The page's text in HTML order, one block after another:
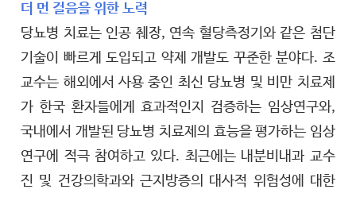
더 먼 걸음을 위한 노력
당뇨병 치료는 인공 췌장, 연속 혈당측정기와 같은 첨단
기술이 빠르게 도입되고 약제 개발도 꾸준한 분야다. 조
교수는 해외에서 사용 중인 최신 당뇨병 및 비만 치료제
가 한국 환자들에게 효과적인지 검증하는 임상연구와,
국내에서 개발된 당뇨병 치료제의 효능을 평가하는 임상
연구에 적극 참여하고 있다. 최근에는 내분비내과 교수
진 및 건강의학과와 근지방증의 대사적 위험성에 대한